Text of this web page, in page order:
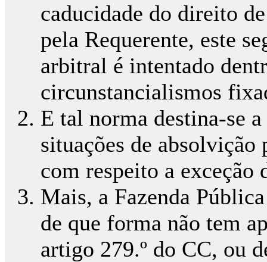
caducidade do direito
pela Requerente, este
arbitral é intentado
circunstancialismos
E tal norma destina-se
situações de
com respeito a
Mais, a Fazenda
de que forma não tem
artigo 279.º do CC, ou